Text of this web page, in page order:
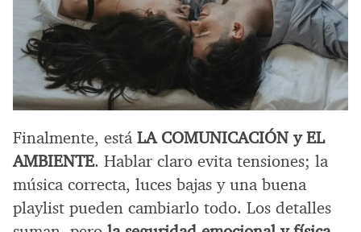
Finalmente, está LA COMUNICACIÓN y EL
AMBIENTE. Hablar claro evita tensiones; la
música correcta, luces bajas y una buena
playlist pueden cambiarlo todo. Los detalles